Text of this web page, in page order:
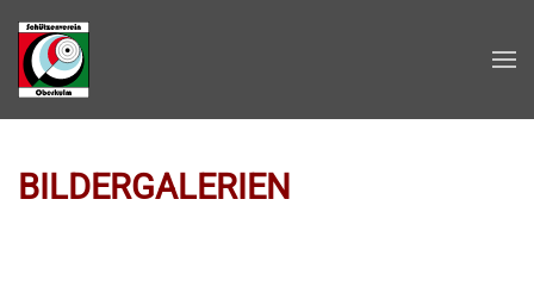
Zum Hauptinhalt springen
BILDERGALERIEN